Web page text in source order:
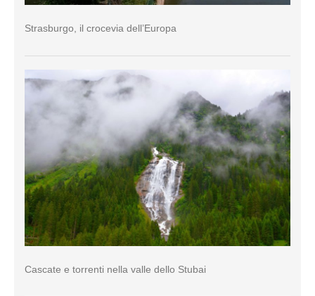
Strasburgo, il crocevia dell’Europa
Cascate e torrenti nella valle dello Stubai